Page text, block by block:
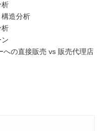
析
構造分析
析
への直接販売 vs 販売代理店